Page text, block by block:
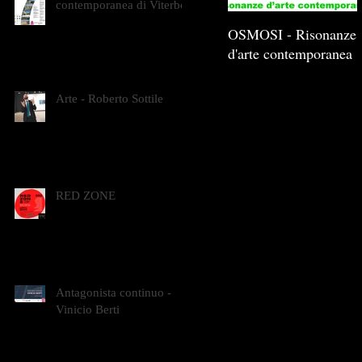
contemporanea di Viterbo
Arte - Roberto Sottile
RED ZONE
Antagonista continuo -
Vinicio Berti
OSMOSI - Risonanze
d'arte contemporanea